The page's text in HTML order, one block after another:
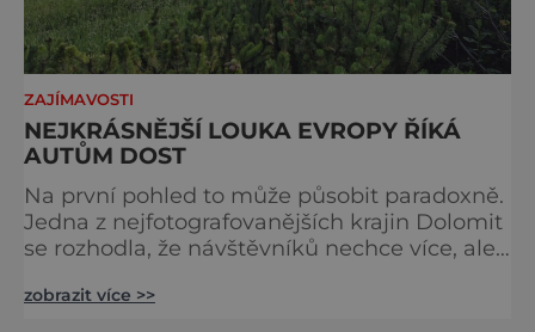
ZAJÍMAVOSTI
NEJKRÁSNĚJŠÍ LOUKA EVROPY ŘÍKÁ
AUTŮM DOST
Na první pohled to může působit paradoxně.
Jedna z nejfotografovanějších krajin Dolomit
se rozhodla, že návštěvníků nechce více, ale
louka v Evropě, zavádí od léta 2026 nová
zobrazit více >>